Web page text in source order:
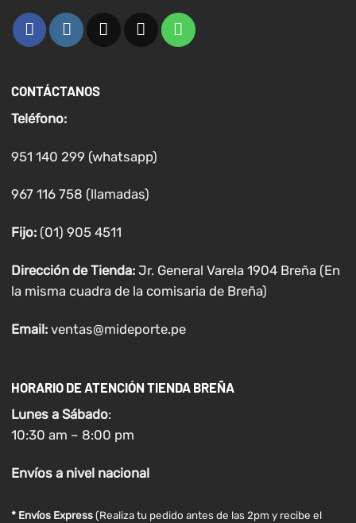
CONTÁCTANOS
Teléfono:
951 140 299 (whatsapp)
967 116 758 (llamadas)
Fijo:(01) 905 4511
Dirección de Tienda: Jr. General Varela 1904 Breña (En
la misma cuadra de la comisaria de Breña)
Email: ventas@mideporte.pe
HORARIO DE ATENCIÓN TIENDA BREÑA
Lunes a Sábado:
10:30 am – 8:00 pm
Envíosa nivel nacional
* Envíos Express(Realiza tu pedido antes de las 2pm y recibe el